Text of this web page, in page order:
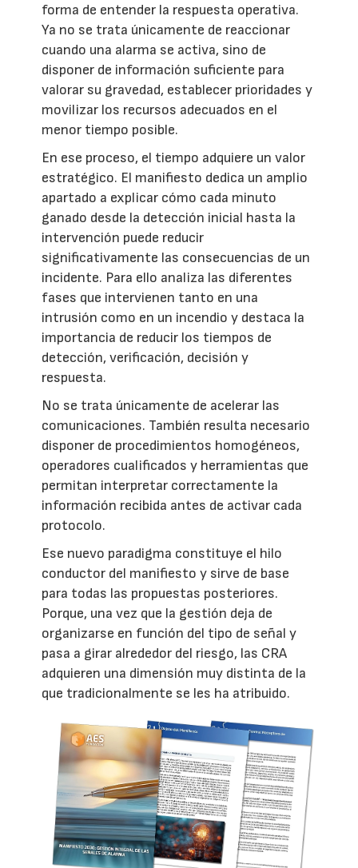
forma de entender la respuesta operativa.
Ya no se trata únicamente de reaccionar
cuando una alarma se activa, sino de
disponer de información suficiente para
valorar su gravedad, establecer prioridades y
movilizar los recursos adecuados en el
menor tiempo posible.
En ese proceso, el tiempo adquiere un valor
estratégico. El manifiesto dedica un amplio
apartado a explicar cómo cada minuto
ganado desde la detección inicial hasta la
intervención puede reducir
significativamente las consecuencias de un
incidente. Para ello analiza las diferentes
fases que intervienen tanto en una
intrusión como en un incendio y destaca la
importancia de reducir los tiempos de
detección, verificación, decisión y
respuesta.
No se trata únicamente de acelerar las
comunicaciones. También resulta necesario
disponer de procedimientos homogéneos,
operadores cualificados y herramientas que
permitan interpretar correctamente la
información recibida antes de activar cada
protocolo.
Ese nuevo paradigma constituye el hilo
conductor del manifiesto y sirve de base
para todas las propuestas posteriores.
Porque, una vez que la gestión deja de
organizarse en función del tipo de señal y
pasa a girar alrededor del riesgo, las CRA
adquieren una dimensión muy distinta de la
que tradicionalmente se les ha atribuido.